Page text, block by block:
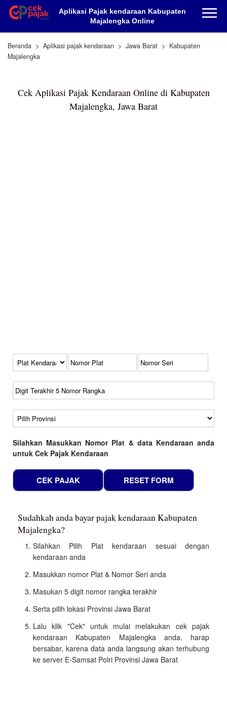
Aplikasi Pajak kendaraan Kabupaten
Majalengka Online
Beranda Aplikasi pajak kendaraan Jawa Barat
Kabupaten
Majalengka
Cek Aplikasi Pajak Kendaraan Online di Kabupaten
Majalengka, Jawa Barat
Kode Plat Kendaraan
No Plat
No Seri
No Rangka
Wilayah
Silahkan Masukkan Nomor Plat & data Kendaraan anda
untuk Cek Pajak Kendaraan
Sudahkah anda bayar pajak kendaraan Kabupaten
Majalengka?
Silahkan Pilih Plat kendaraan sesuai dengan
kendaraan anda
Masukkan nomor Plat & Nomor Seri anda
Masukan 5 digit nomor rangka terakhir
Serta pilih lokasi Provinsi Jawa Barat
Lalu klik "Cek" untuk mulai melakukan cek pajak
kendaraan Kabupaten Majalengka anda. harap
bersabar, karena data anda langsung akan terhubung
ke server E-Samsat Polri Provinsi Jawa Barat